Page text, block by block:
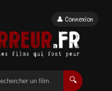
🔍
👤 Connexion